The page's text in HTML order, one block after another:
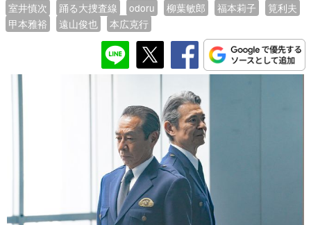
室井慎次
踊る大捜査線 odoru 柳葉敏郎 福本莉子
筧利夫
甲本雅裕
遠山俊也 本広克行